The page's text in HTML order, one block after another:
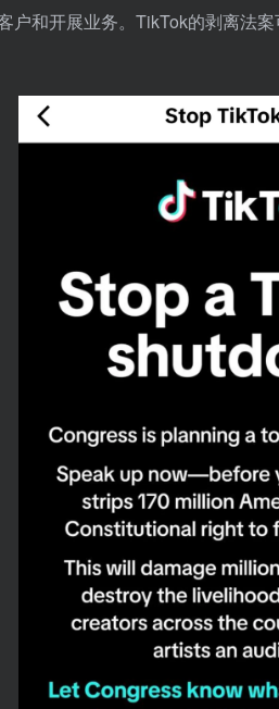
户和开展业务。TikTok的剥离法